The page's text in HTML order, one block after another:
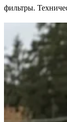
фильтры.